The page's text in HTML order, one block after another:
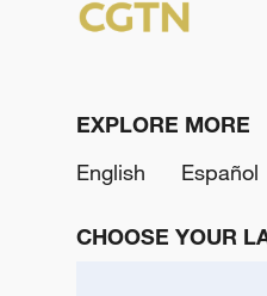
EXPLORE MORE
English
Español
CHOOSE YOUR